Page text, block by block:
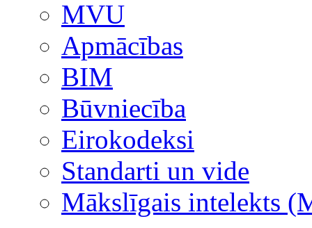
MVU
Apmācības
BIM
Būvniecība
Eirokodeksi
Standarti un vide
Mākslīgais intelekts